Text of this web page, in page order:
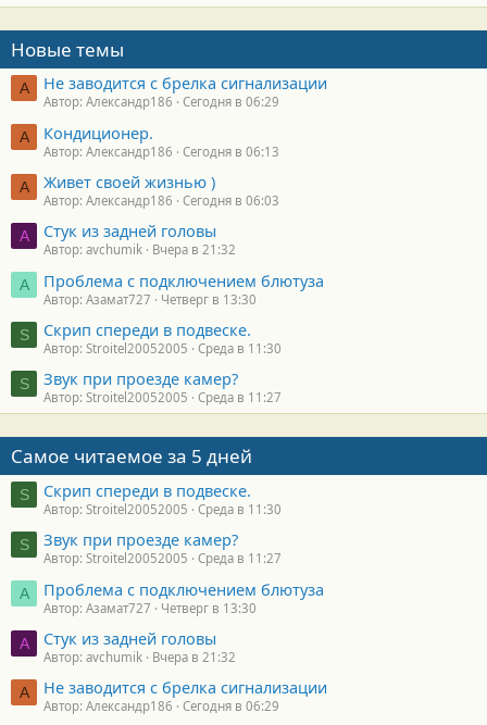
Новые темы
А Не заводится с брелка сигнализации
Автор: Александр186 Сегодня в 06:29
А Кондиционер.
Автор: Александр186 Сегодня в 06:13
А Живет своей жизнью )
Автор: Александр186 Сегодня в 06:03
A Стук из задней головы
Автор: avchumik Вчера в 21:32
А Проблема с подключением блютуза
Автор: Азамат727 Четверг в 13:30
S Скрип спереди в подвеске.
Автор: Stroitel20052005 Среда в 11:30
S Звук при проезде камер?
Автор: Stroitel20052005 Среда в 11:27
Самое читаемое за 5 дней
S Скрип спереди в подвеске.
Автор: Stroitel20052005 Среда в 11:30
S Звук при проезде камер?
Автор: Stroitel20052005 Среда в 11:27
А Проблема с подключением блютуза
Автор: Азамат727 Четверг в 13:30
A Стук из задней головы
Автор: avchumik Вчера в 21:32
А Не заводится с брелка сигнализации
Автор: Александр186 Сегодня в 06:29